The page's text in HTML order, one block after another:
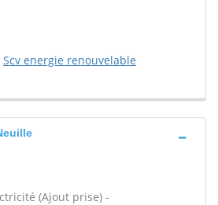
Scv energie renouvelable
(Ajout prise) -